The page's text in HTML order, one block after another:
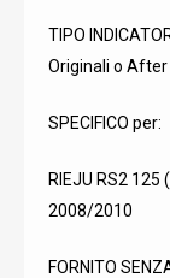
TIPO
Originali o
SPECIFICO per:
RIEJU RS2 125
2008/2010
FORNITO